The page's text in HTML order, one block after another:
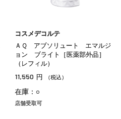
コスメデコルテ
ＡＱ アブソリュート エマルジ
ョン ブライト［医薬部外品］
（レフィル）
11,550 円 （税込）
在庫：○
店舗受取可